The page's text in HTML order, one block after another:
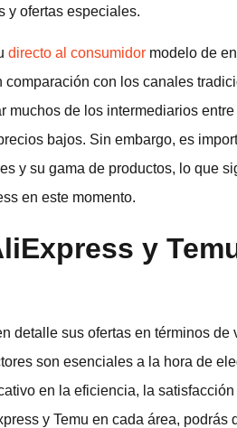
y ofertas especiales.
directo al consumidor modelo de
con los canales
de los intermediarios
bajos. Sin embargo, es
y su gama de productos, lo que
en este momento.
y
detalle sus ofertas en términos de
son esenciales a la hora de
en la eficiencia, la
y Temu en cada área, podrás